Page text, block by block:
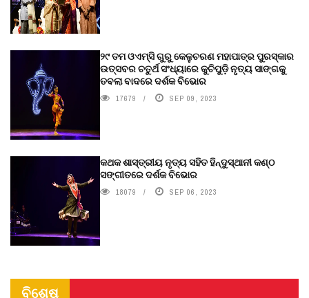
୨୯ ତମ ଓଏମ୍‌ସି ଗୁରୁ କେଳୁଚରଣ ମହାପାତ୍ର ପୁରସ୍କାର
ଉତ୍ସବର ଚତୁର୍ଥ ସଂଧ୍ୟାରେ କୁଚିପୁଡ଼ି ନୃତ୍ୟ ସାଙ୍ଗକୁ
ତବଲା ବାଦରେ ଦର୍ଶକ ବିଭୋର
17679 SEP 09, 2023
କଥକ ଶାସ୍ତ୍ରୀୟ ନୃତ୍ୟ ସହିତ ହିନ୍ଦୁସ୍ଥାନୀ କଣ୍ଠ
ସଙ୍ଗୀତରେ ଦର୍ଶକ ବିଭୋର
18079 SEP 06, 2023
ବିଶେଷ